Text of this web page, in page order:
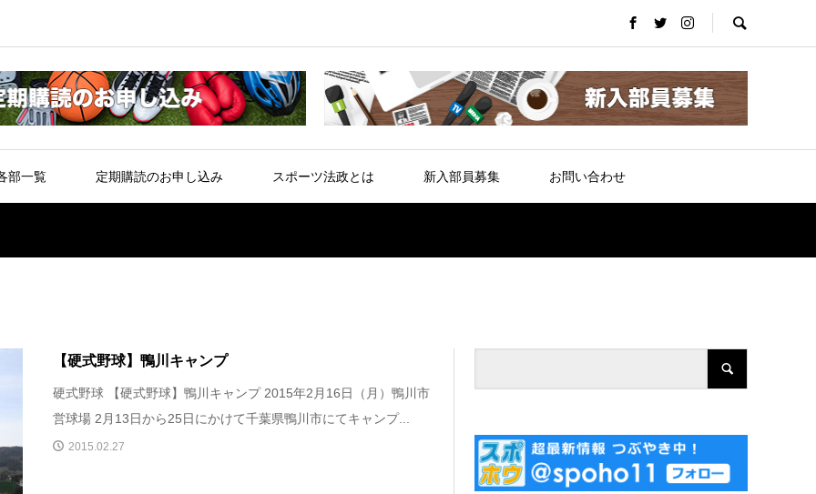
部一覧 定期購読のお申し込み スポーツ法政とは 新入部員募集 お問い合わせ
【硬式野球】鴨川キャンプ
硬式野球 【硬式野球】鴨川キャンプ 2015年2月16日（月）鴨川市
営球場 2月13日から25日にかけて千葉県鴨川市にてキャンプ...
2015.02.27